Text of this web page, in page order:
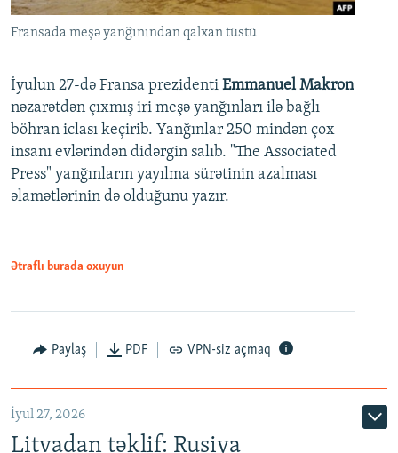
Fransada meşə yanğınından qalxan tüstü
İyulun 27-də Fransa prezidenti Emmanuel Makron
nəzarətdən çıxmış iri meşə yanğınları ilə bağlı
böhran iclası keçirib. Yanğınlar 250 mindən çox
insanı evlərindən didərgin salıb. "The Associated
Press" yanğınların yayılma sürətinin azalması
əlamətlərinin də olduğunu yazır.
Ətraflı burada oxuyun
Paylaş PDF VPN-siz açmaq
İyul 27, 2026
Litvadan təklif: Rusiya